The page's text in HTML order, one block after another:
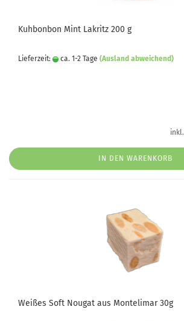
Kuhbonbon Mint Lakritz 200 g
Lieferzeit: ca. 1-2 Tage (Ausland abweichend)
IN DEN WARENKORB
Weißes Soft Nougat aus Montelimar 30g